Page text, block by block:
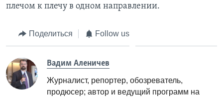
плечом к плечу в одном направлении.
Поделиться Follow us
Вадим Аленичев
Журналист, репортер, обозреватель,
продюсер; автор и ведущий программ на